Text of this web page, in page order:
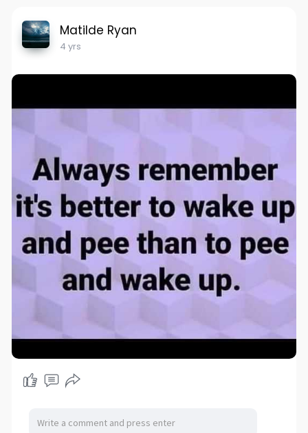
Matilde Ryan
4 yrs